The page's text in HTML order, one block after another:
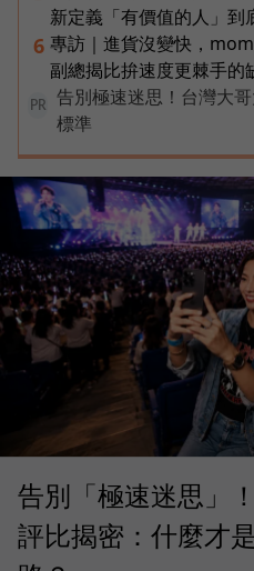
新定義「有價值的人」到
6 專訪｜進貨沒變快，
副總揭比拚速度更棘手的
PR
告別極速迷思！台灣大
標準
告別「極速迷思」
評比揭密：什麼才